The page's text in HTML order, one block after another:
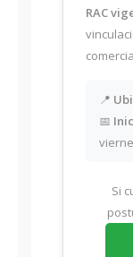
RAC
📍
📅
Si